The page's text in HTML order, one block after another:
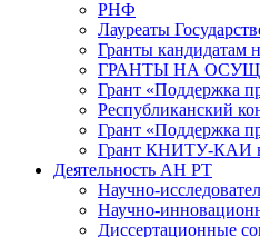
РНФ
Лауреаты
Гранты кандидатам
ГРАНТЫ НА
Грант «Поддержка
Республиканский
Грант «Поддержка
Грант КНИТУ-КАИ в
Деятельность АН РТ
Научно-
Научно-
Диссертационные